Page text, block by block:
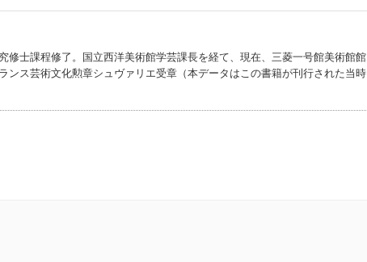
修士課程修了。国立西洋美術館学芸課長を経て、現在、三菱一号館美術館館
ンス芸術文化勲章シュヴァリエ受章（本データはこの書籍が刊行された当時